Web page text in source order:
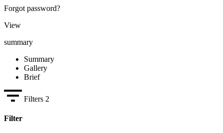
Forgot password?
View
summary
Summary
Gallery
Brief
Filters 2
Filter